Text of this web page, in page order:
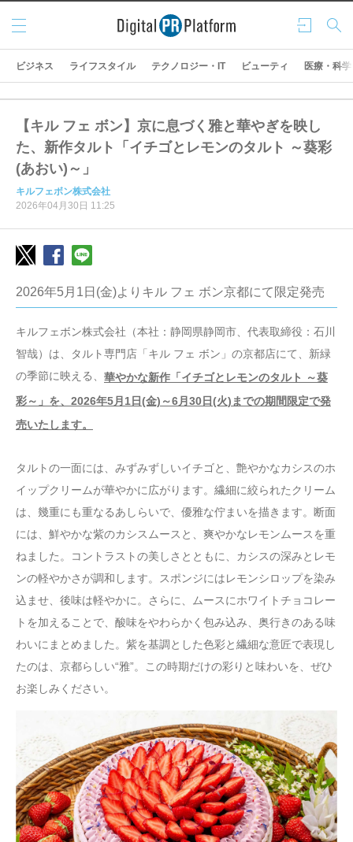
ログ
イン
検索
メニ
ュー
ビジネス ライフスタイル テクノロジー・IT ビューティ 医療・科学
【キル フェ ボン】京に息づく雅と華やぎを映し
た、新作タルト「イチゴとレモンのタルト ～葵彩
(あおい)～」
キルフェボン株式会社
2026年04月30日 11:25
2026年5月1日(金)よりキル フェ ボン京都にて限定発売
キルフェボン株式会社（本社：静岡県静岡市、代表取締役：石川
智哉）は、タルト専門店「キル フェ ボン」の京都店にて、新緑
の季節に映える、 華やかな新作「イチゴとレモンのタルト ～葵
彩～」を、2026年5月1日(金)～6月30日(火)までの期間限定で発
売いたします。
タルトの一面には、みずみずしいイチゴと、艶やかなカシスのホ
イップクリームが華やかに広がります。繊細に絞られたクリーム
は、幾重にも重なるあしらいで、優雅な佇まいを描きます。断面
には、鮮やかな紫のカシスムースと、爽やかなレモンムースを重
ねました。コントラストの美しさとともに、カシスの深みとレモ
ンの軽やかさが調和します。スポンジにはレモンシロップを染み
込ませ、後味は軽やかに。さらに、ムースにホワイトチョコレー
トを加えることで、酸味をやわらかく包み込み、奥行きのある味
わいにまとめました。紫を基調とした色彩と繊細な意匠で表現し
たのは、京都らしい“雅”。この時期だけの彩りと味わいを、ぜひ
お楽しみください。